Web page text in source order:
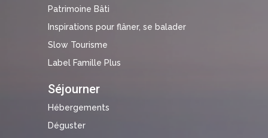
Patrimoine Bâti
Inspirations pour flâner, se balader
Slow Tourisme
Label Famille Plus
Séjourner
Hébergements
Déguster